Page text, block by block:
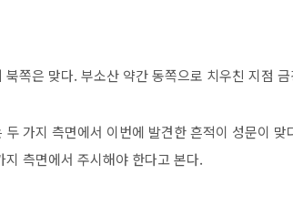
북쪽은 맞다. 부소산 약간 동쪽으로 치우친 지점
두 가지 측면에서 이번에 발견한 흔적이 성문이
지 측면에서 주시해야 한다고 본다.